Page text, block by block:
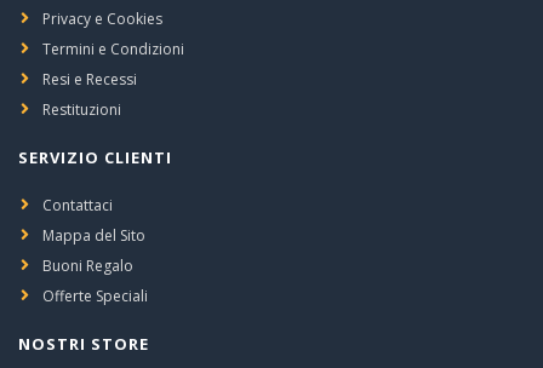
Privacy e Cookies
Termini e Condizioni
Resi e Recessi
Restituzioni
SERVIZIO CLIENTI
Contattaci
Mappa del Sito
Buoni Regalo
Offerte Speciali
NOSTRI STORE